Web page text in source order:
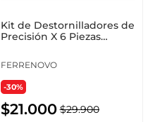
Kit de Destornilladores de
Precisión X 6 Piezas
FERRENOVO
-30%
$21.000 $29.900